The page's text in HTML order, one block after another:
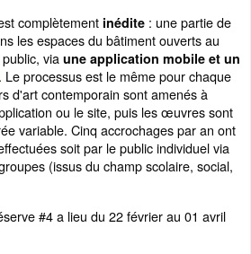
complètement inédite : une partie de
les espaces du bâtiment ouverts au
via une application mobile et un
. Le processus est le même pour chaque
d'art contemporain sont amenés à
ou le site, puis les œuvres sont
variable. Cinq accrochages par an ont
soit par le public individuel via
(issus du champ scolaire, social,
#4 a lieu du 22 février au 01 avril